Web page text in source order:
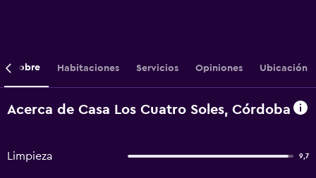
Sobre Habitaciones Servicios Opiniones Ubicación
Acerca de Casa Los Cuatro Soles, Córdoba
Limpieza 9,7